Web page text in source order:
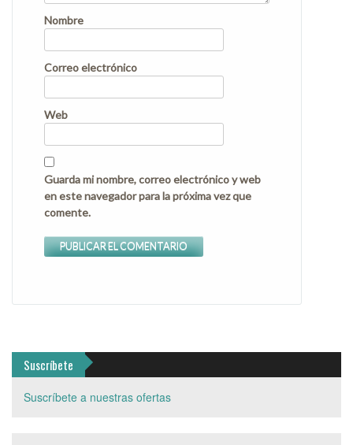
Nombre
Correo electrónico
Web
Guarda mi nombre, correo electrónico y web
en este navegador para la próxima vez que
comente.
Suscríbete
Suscríbete a nuestras ofertas